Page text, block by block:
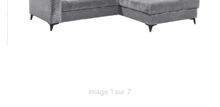
Image 1 sur 7